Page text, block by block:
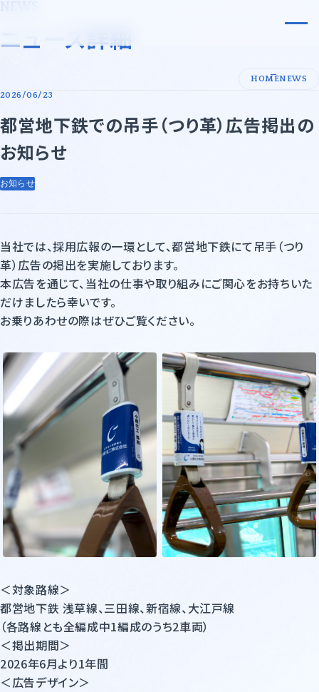
会社概要
事業領域
石油化学・油脂・合成樹脂
ライフサイエンス・ヘルスケア・
鉄鋼・耐火物・非鉄
環境設備
海外事業展開サポート
NEWS
ニュース詳細
HOMENEWS
2026/06/23
都営地下鉄での吊手（つり革）広告掲出の
お知らせ
お知らせ
当社では、採用広報の一環として、都営地下鉄にて吊手（つり
革）広告の掲出を実施しております。
本広告を通じて、当社の仕事や取り組みにご関心をお持ちいた
だけましたら幸いです。
お乗りあわせの際はぜひご覧ください。
＜対象路線＞
都営地下鉄 浅草線、三田線、新宿線、大江戸線
（各路線とも全編成中1編成のうち2車両）
＜掲出期間＞
2026年6月より1年間
＜広告デザイン＞